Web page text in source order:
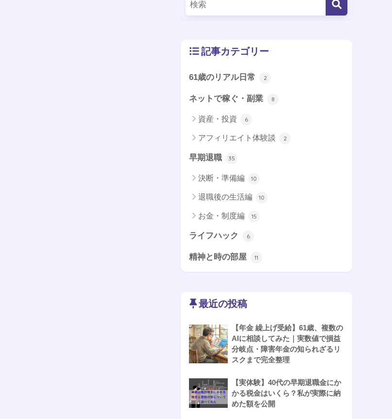
記事カテゴリー
61歳のリアル日常 2
ネットで稼ぐ・副業 8
資産・投資 6
アフィリエイト体験談 2
早期退職 35
決断・準備編 10
退職後の生活編 10
お金・制度編 15
ライフハック 6
精神と時の部屋 11
最近の投稿
【年金 繰上げ受給】61歳、複数の
AIに相談してみた｜実数値で損益
分岐点・障害年金の知られざるリ
スクまで完全整理
【実体験】40代の早期退職金にか
かる税金はいくら？私が実際に納
めた額を公開